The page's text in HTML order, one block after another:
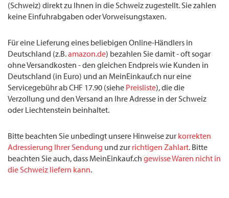
(Schweiz) direkt zu Ihnen in die Schweiz zugestellt. Sie zahlen
keine Einfuhrabgaben oder Vorweisungstaxen.
Für eine Lieferung eines beliebigen Online-Händlers in
Deutschland (z.B.amazon.de) bezahlen Sie damit - oft sogar
ohne Versandkosten - den gleichen Endpreis wie Kunden in
Deutschland (in Euro) und an MeinEinkauf.ch nur eine
Servicegebühr ab CHF 17.90 (siehe Preisliste), die die
Verzollung und den Versand an Ihre Adresse in der Schweiz
oder Liechtenstein beinhaltet.
Bitte beachten Sie unbedingt unsere Hinweise zur korrekten
Adressierung Ihrer Sendung und zur richtigen Zahlart. Bitte
beachten Sie auch, dass MeinEinkauf.ch gewisse Waren nicht in
die Schweiz liefern kann.